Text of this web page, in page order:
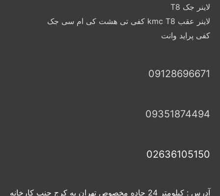
لاینر جک T8
لاینر عقب kmc T8 کفی تی هشت کی ام سی جک
کفی پراید وانت
09128696671
09351874494
02636105150
آدرس : کیلومتر 24 جاده مخصوص تهران به کرج جنب کارخانه